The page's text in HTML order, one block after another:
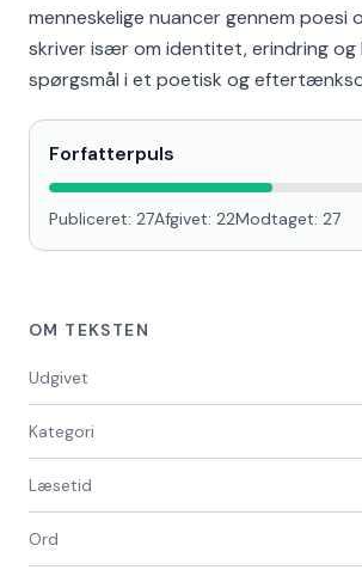
menneskelige nuancer gennem poesi
skriver især om identitet, erindring
spørgsmål i et poetisk og
Forfatterpuls
Publiceret: 27Afgivet: 22Modtaget: 27
OM TEKSTEN
Udgivet
Kategori
Læsetid
Ord